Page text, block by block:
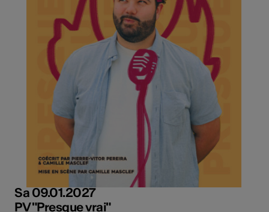
Sa 09.01.2027
PV "Presque vrai"